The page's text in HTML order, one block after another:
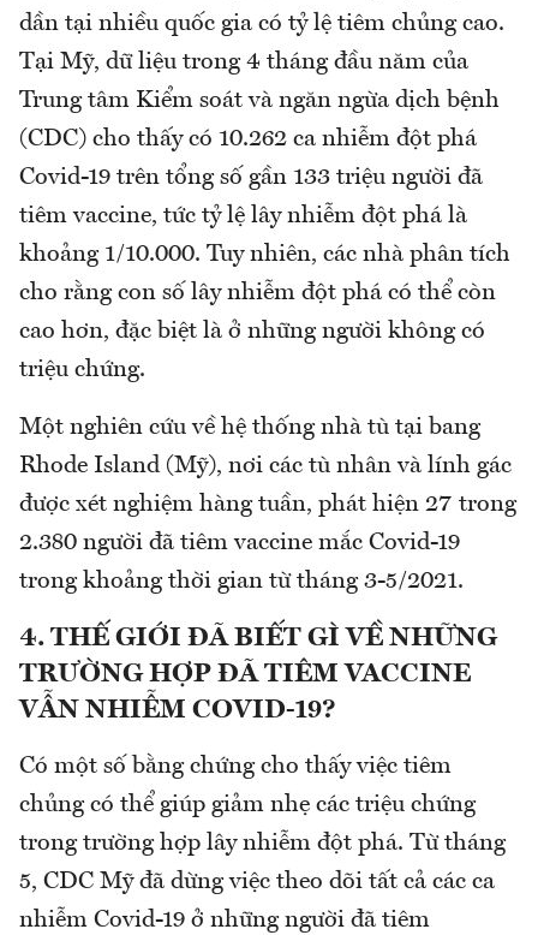
dần tại nhiều quốc gia có tỷ lệ tiêm chủng cao.
Tại Mỹ, dữ liệu trong 4 tháng đầu năm của
Trung tâm Kiểm soát và ngăn ngừa dịch bệnh
(CDC) cho thấy có 10.262 ca nhiễm đột phá
Covid-19 trên tổng số gần 133 triệu người đã
tiêm vaccine, tức tỷ lệ lây nhiễm đột phá là
khoảng 1/10.000. Tuy nhiên, các nhà phân tích
cho rằng con số lây nhiễm đột phá có thể còn
cao hơn, đặc biệt là ở những người không có
triệu chứng.
Một nghiên cứu về hệ thống nhà tù tại bang
Rhode Island (Mỹ), nơi các tù nhân và lính gác
được xét nghiệm hàng tuần, phát hiện 27 trong
2.380 người đã tiêm vaccine mắc Covid-19
trong khoảng thời gian từ tháng 3-5/2021.
4. THẾ GIỚI ĐÃ BIẾT GÌ VỀ NHỮNG
TRƯỜNG HỢP ĐÃ TIÊM VACCINE
VẪN NHIỄM COVID-19?
Có một số bằng chứng cho thấy việc tiêm
chủng có thể giúp giảm nhẹ các triệu chứng
trong trường hợp lây nhiễm đột phá. Từ tháng
5, CDC Mỹ đã dừng việc theo dõi tất cả các ca
nhiễm Covid-19 ở những người đã tiêm